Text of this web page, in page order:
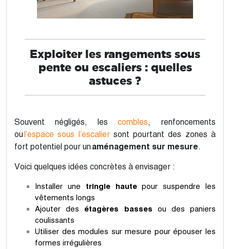
Exploiter les rangements sous
pente ou escaliers : quelles
astuces ?
Souvent négligés, lescombles, renfoncements
ou l’espace sous l’escaliersont pourtant des zones à
fort potentiel pour unaménagement sur mesure.
Voici quelques idées concrètes à envisager :
Installer une tringle hautepour suspendre les
vêtements longs
Ajouter des étagères basses ou des paniers
coulissants
Utiliser des modules sur mesure pour épouser les
formes irrégulières